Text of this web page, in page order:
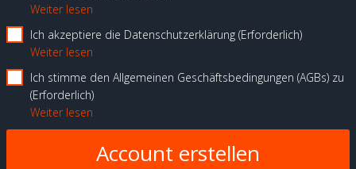
Weiter lesen
Ich akzeptiere die Datenschutzerklärung Erforderlich
Weiter lesen
Ich stimme den Allgemeinen Geschäftsbedingungen (AGBs) zu
Erforderlich
Weiter lesen